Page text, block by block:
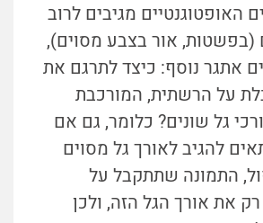
האופטוגנטיים מגיבים לרוב
(בפשטות, אור בצבע מסוים),
אתגר נוסף: כיצד לתרגם את
על הרשתית, המורכבת
גל שונים? כלומר, גם אם
להגיב לאורך גל מסוים
התמונה שתתקבל על
את אורך הגל הזה, ולכן